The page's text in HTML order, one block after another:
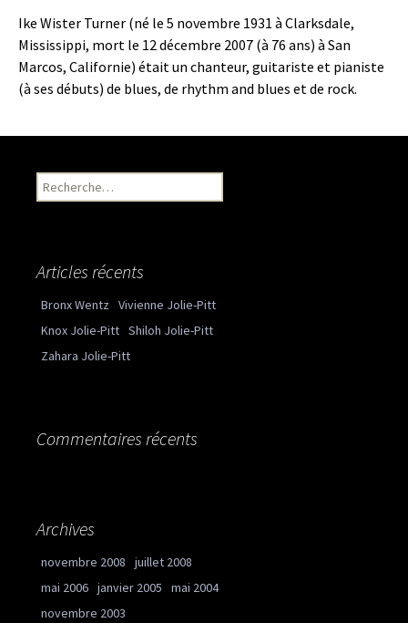
Ike Wister Turner (né le 5 novembre 1931 à Clarksdale,
Mississippi, mort le 12 décembre 2007 (à 76 ans) à San
Marcos, Californie) était un chanteur, guitariste et pianiste
(à ses débuts) de blues, de rhythm and blues et de rock.
Recherche pour :
Articles récents
Bronx Wentz Vivienne Jolie-Pitt
Knox Jolie-Pitt Shiloh Jolie-Pitt
Zahara Jolie-Pitt
Commentaires récents
Archives
novembre 2008
juillet 2008
mai 2006 janvier 2005
mai 2004
novembre 2003